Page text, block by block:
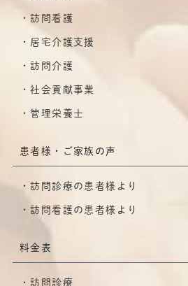
訪問看護
居宅介護支援
訪問介護
社会貢献事業
管理栄養士
患者様・ご家族の声
訪問診療の患者様より
訪問看護の患者様より
料金表
訪問診療